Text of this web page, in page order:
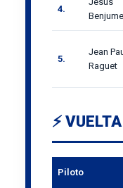
4.
5.
Jean
Raguet
⚡
Piloto